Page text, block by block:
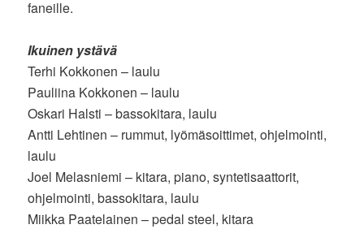
faneille.
Ikuinen ystävä
Terhi Kokkonen – laulu
Pauliina Kokkonen – laulu
Oskari Halsti – bassokitara, laulu
Antti Lehtinen – rummut, lyömäsoittimet, ohjelmointi,
laulu
Joel Melasniemi – kitara, piano, syntetisaattorit,
ohjelmointi, bassokitara, laulu
Miikka Paatelainen – pedal steel, kitara